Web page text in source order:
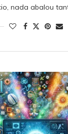
nada abalou